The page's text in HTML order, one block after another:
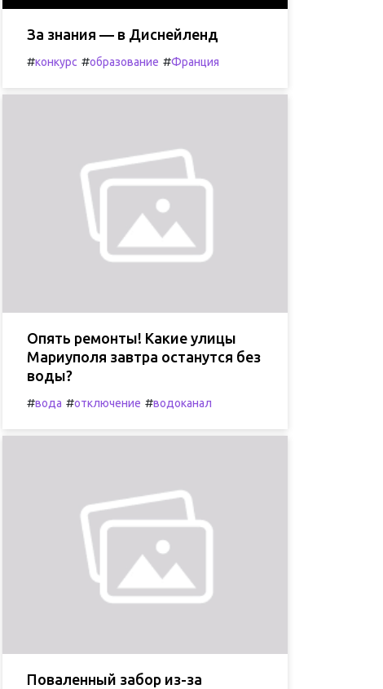
За знания — в Диснейленд
#конкурс #образование #Франция
Опять ремонты! Какие улицы
Мариуполя завтра останутся без
воды?
#вода #отключение #водоканал
Поваленный забор из-за